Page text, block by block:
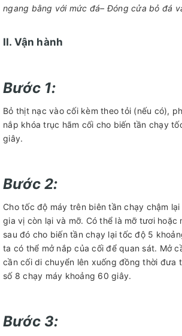
ngang bằng với mức đá– Đóng cửa bỏ đá
II. Vận hành
Bước 1:
Bỏ thịt nạc vào cối kèm theo tỏi (nếu có),
nắp khóa trục hãm cối cho biến tần chạy
giây.
Bước 2:
Cho tốc độ máy trên biên tần chạy chậm
gia vị còn lại và mỡ. Có thể là mỡ tươi hoặc
sau đó cho biến tần chạy lại tốc độ 5
ta có thể mở nắp của cối để quan sát. Mở
cần cối di chuyển lên xuống đồng thời đưa
số 8 chạy máy khoảng 60 giây.
Bước 3: